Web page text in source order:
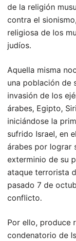
de la religión
contra el
religiosa de los
judíos.
Aquella misma
una población de
invasión de los
árabes, Egipto,
iniciándose la
sufrido Israel, en
árabes por lograr
exterminio de su
ataque terrorista
pasado 7 de
conflicto.
Por ello, produce
condenatorio de